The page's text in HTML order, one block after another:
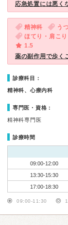
応急処置には悪く
精神科
う
1.5
薬の副作用で歩く
診療科目：
精神科、心療内科
専門医・資格：
精神科専門医
診療時間
09:00-12:00
13:30-15:30
17:00-18:30
09:00-11:30